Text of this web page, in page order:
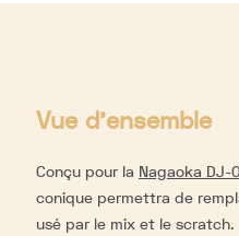
Vue d'ensemble
Conçu pour la Nagaoka DJ-
conique permettra de
usé par le mix et le scratch.